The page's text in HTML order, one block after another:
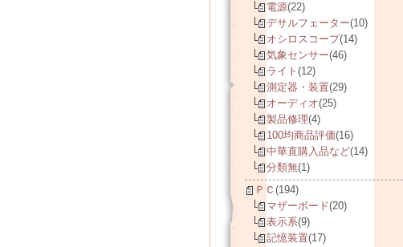
電源(22)
デサルフェーター(10)
オシロスコープ(14)
気象センサー(46)
ライト (12)
測定器・装置(29)
オーディオ(25)
製品修理(4)
100均商品評価(16)
中華直購入品など(14)
分類無(1)
ＰＣ (194)
マザーボード(20)
表示系(9)
記憶装置(17)